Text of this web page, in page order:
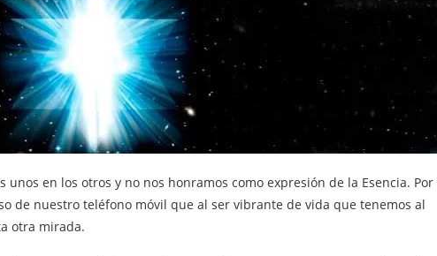
en los otros y no nos honramos como expresión de la Esencia. Por
de nuestro teléfono móvil que al ser vibrante de vida que tenemos al
otra mirada.